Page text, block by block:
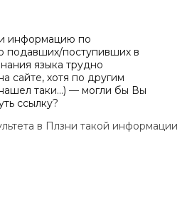
информацию по
подавших/поступивших в
языка трудно
сайте, хотя по другим
таки…) — могли бы Вы
ссылку?
в Плзни такой информации